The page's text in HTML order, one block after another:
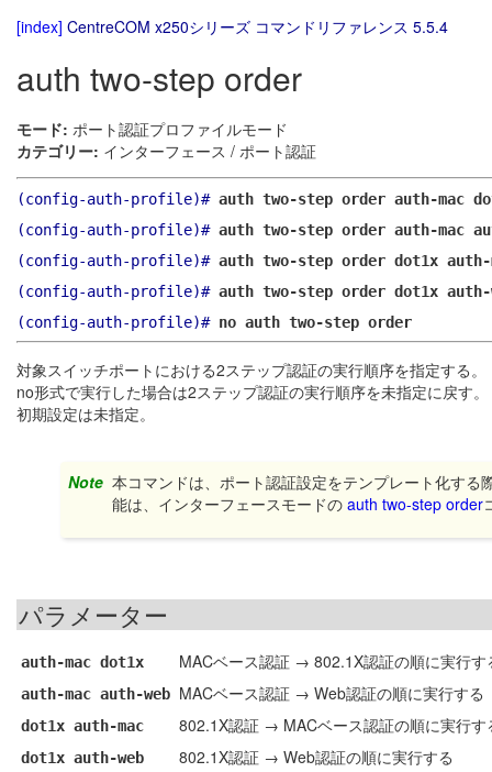
[index] CentreCOM x250シリーズ コマンドリファレンス 5.5.4
auth two-step order
モード: ポート認証プロファイルモード
カテゴリー: インターフェース / ポート認証
(config-auth-profile)# auth two-step order auth-mac
(config-auth-profile)# auth two-step order auth-mac
(config-auth-profile)# auth two-step order dot1x auth-
(config-auth-profile)# auth two-step order dot1x auth-
(config-auth-profile)# no auth two-step order
対象スイッチポートにおける2ステップ認証の実行順序を指定する。
no形式で実行した場合は2ステップ認証の実行順序を未指定に戻す。
初期設定は未指定。
Note 本コマンドは、ポート認証設定をテンプレート化す
能は、インターフェースモードのauth two-step order
パラメーター
auth-mac dot1x MACベース認証 → 802.1X認証の順に実行す
auth-mac auth-web MACベース認証 → Web認証の順に実行する
dot1x auth-mac 802.1X認証 → MACベース認証の順に実行す
dot1x auth-web 802.1X認証 → Web認証の順に実行する